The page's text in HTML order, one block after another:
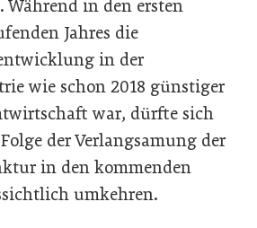
Während in den ersten
Jahres die
in der
wie schon 2018 günstiger
war, dürfte sich
der Verlangsamung der
in den kommenden
umkehren.